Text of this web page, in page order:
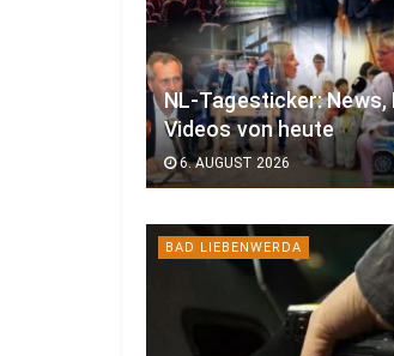
NL-Tagesticker: News,
Videos von heute
6. AUGUST 2026
BAD LIEBENWERDA